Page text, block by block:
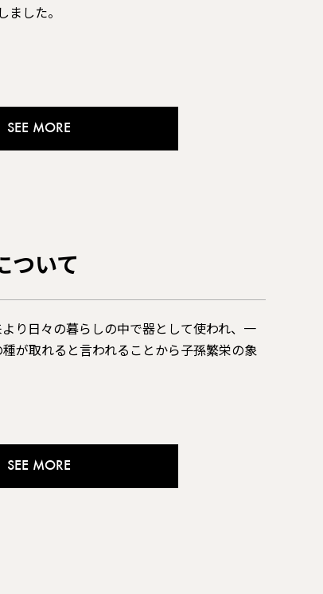
ました。
SEE MORE
ついて
り日々の暮らしの中で器として使われ、一
が取れると言われることから子孫繁栄の象
SEE MORE